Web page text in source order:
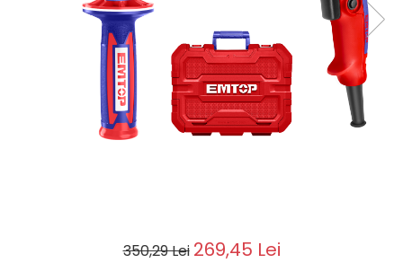
Motoburghie si Burghie
Mixere- Amestecatoare
Acumulatori si
incarcatoare
Scule si unelte
350,29 Lei 269,45 Lei